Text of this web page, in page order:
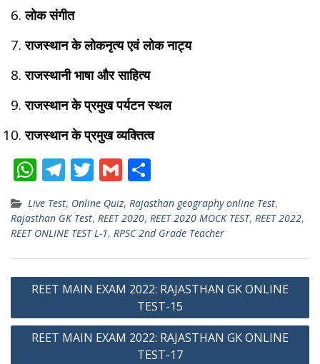
लोक संगीत
राजस्थान के लोकनृत्य एवं लोक नाट्य
राजस्थानी भाषा और साहित्य
राजस्थान के प्रमुख पर्यटन स्थल
राजस्थान के प्रमुख व्यक्तित्व
W
h
at
s
A
p
T
el
e
gr
a
m
T
w
itt
er
G
m
ai
l
h
ar
e
Live Test, Online Quiz, Rajasthan geography online Test,
Rajasthan GK Test, REET 2020, REET 2020 MOCK TEST, REET 2022,
REET ONLINE TEST L-1, RPSC 2nd Grade Teacher
Post
navigation
REET MAIN EXAM 2022: RAJASTHAN GK ONLINE
TEST-15
REET MAIN EXAM 2022: RAJASTHAN GK ONLINE
TEST-17